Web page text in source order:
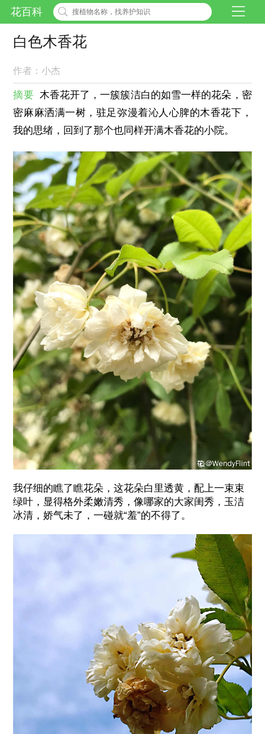
花百科
白色木香花
作者：小杰
摘要 木香花开了，一簇簇洁白的如雪一样的花朵，密
密麻麻洒满一树，驻足弥漫着沁人心脾的木香花下，
我的思绪，回到了那个也同样开满木香花的小院。
我仔细的瞧了瞧花朵，这花朵白里透黄，配上一束束
绿叶，显得格外柔嫩清秀，像哪家的大家闺秀，玉洁
冰清，娇气未了，一碰就“羞”的不得了。